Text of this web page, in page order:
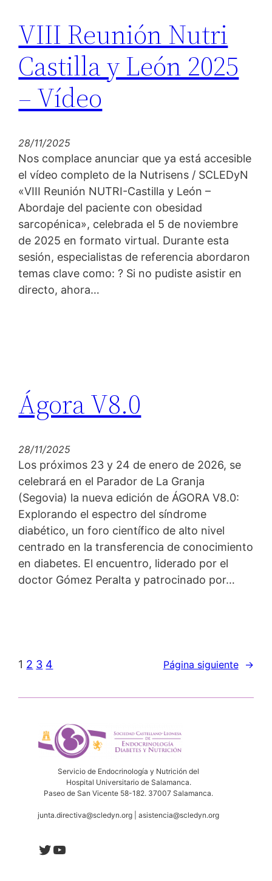
VIII Reunión Nutri
Castilla y León 2025
– Vídeo
28/11/2025
Nos complace anunciar que ya está accesible
el vídeo completo de la Nutrisens / SCLEDyN
«VIII Reunión NUTRI-Castilla y León –
Abordaje del paciente con obesidad
sarcopénica», celebrada el 5 de noviembre
de 2025 en formato virtual. Durante esta
sesión, especialistas de referencia abordaron
temas clave como: ? Si no pudiste asistir en
directo, ahora…
Ágora V8.0
28/11/2025
Los próximos 23 y 24 de enero de 2026, se
celebrará en el Parador de La Granja
(Segovia) la nueva edición de ÁGORA V8.0:
Explorando el espectro del síndrome
diabético, un foro científico de alto nivel
centrado en la transferencia de conocimiento
en diabetes. El encuentro, liderado por el
doctor Gómez Peralta y patrocinado por…
1 2 3 4 Página siguiente →
Servicio de Endocrinología y Nutrición del
Hospital Universitario de Salamanca.
Paseo de San Vicente 58-182. 37007 Salamanca.
junta.directiva@scledyn.org | asistencia@scledyn.org
Twitter
YouTube